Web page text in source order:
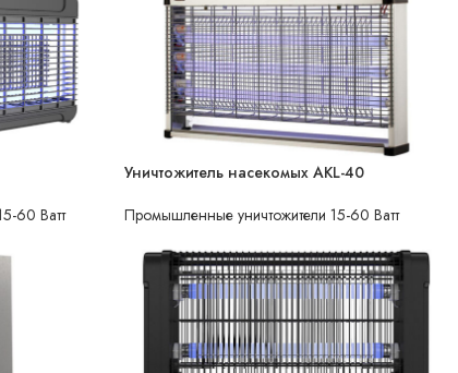
60 Ватт
НЕТ В НАЛИЧИИ
Уничтожитель насекомых AKL-40
Промышленные уничтожители 15-60 Ватт